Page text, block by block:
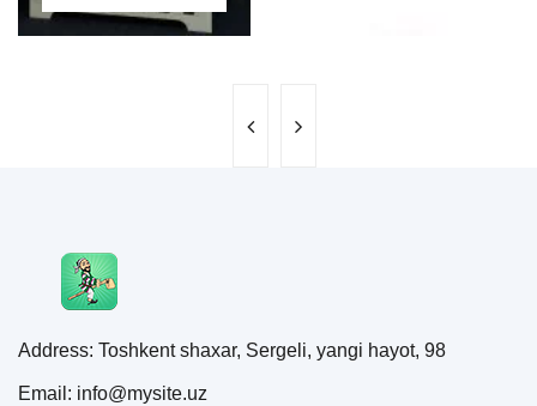
Address: Toshkent shaxar, Sergeli, yangi hayot, 98
Email: info@mysite.uz